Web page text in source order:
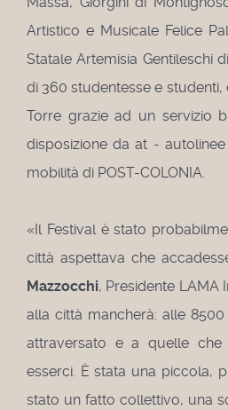
Artistico e Musicale Felice
Statale Artemisia Gentileschi
di 360 studentesse e
Torre grazie ad un servizio
disposizione da at -
mobilità di POST-COLONIA.
«Il Festival è stato
città aspettava che
Mazzocchi, Presidente LAMA
alla città mancherà: alle
attraversato e a quelle
esserci. È stata una piccola,
stato un fatto collettivo, una